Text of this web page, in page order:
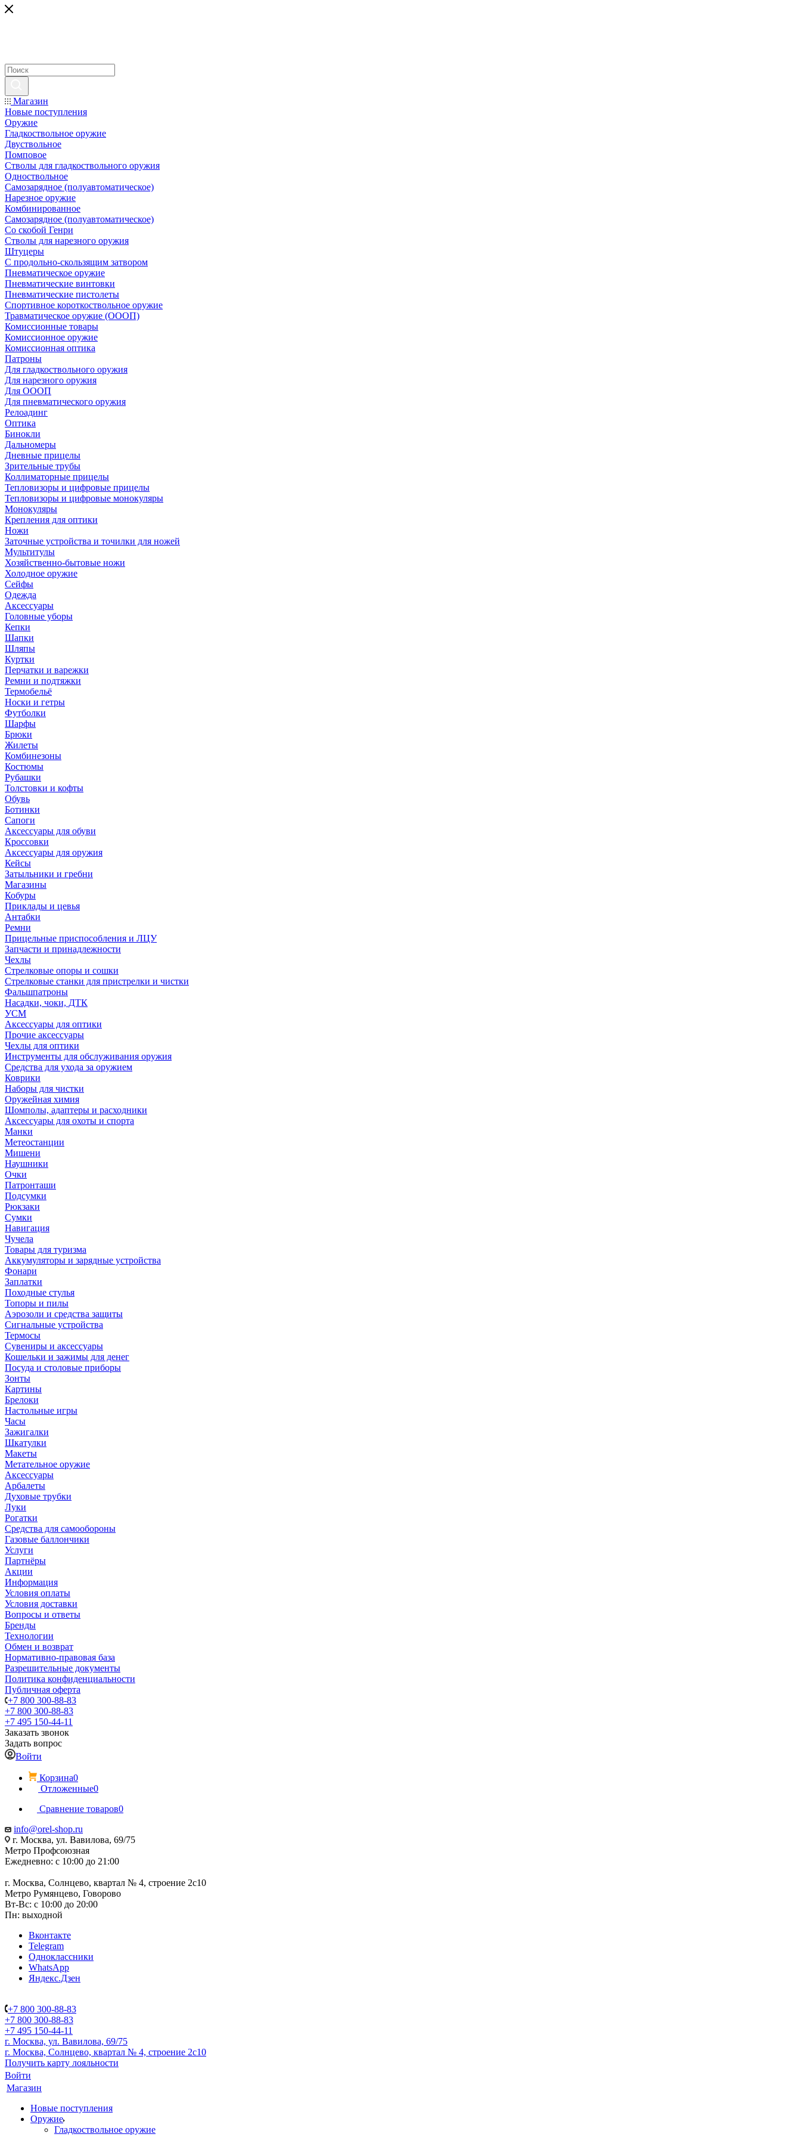
Магазин
Новые поступления
Оружие
Гладкоствольное оружие
Двуствольное
Помповое
Стволы для гладкоствольного оружия
Одноствольное
Самозарядное (полуавтоматическое)
Нарезное оружие
Комбинированное
Самозарядное (полуавтоматическое)
Со скобой Генри
Стволы для нарезного оружия
Штуцеры
С продольно-скользящим затвором
Пневматическое оружие
Пневматические винтовки
Пневматические пистолеты
Спортивное короткоствольное оружие
Травматическое оружие (ОООП)
Комиссионные товары
Комиссионное оружие
Комиссионная оптика
Патроны
Для гладкоствольного оружия
Для нарезного оружия
Для ОООП
Для пневматического оружия
Релоадинг
Оптика
Бинокли
Дальномеры
Дневные прицелы
Зрительные трубы
Коллиматорные прицелы
Тепловизоры и цифровые прицелы
Тепловизоры и цифровые монокуляры
Монокуляры
Крепления для оптики
Ножи
Заточные устройства и точилки для ножей
Мультитулы
Хозяйственно-бытовые ножи
Холодное оружие
Сейфы
Одежда
Аксессуары
Головные уборы
Кепки
Шапки
Шляпы
Куртки
Перчатки и варежки
Ремни и подтяжки
Термобельё
Носки и гетры
Футболки
Шарфы
Брюки
Жилеты
Комбинезоны
Костюмы
Рубашки
Толстовки и кофты
Обувь
Ботинки
Сапоги
Аксессуары для обуви
Кроссовки
Аксессуары для оружия
Кейсы
Затыльники и гребни
Магазины
Кобуры
Приклады и цевья
Антабки
Ремни
Прицельные приспособления и ЛЦУ
Запчасти и принадлежности
Чехлы
Стрелковые опоры и сошки
Стрелковые станки для пристрелки и чистки
Фальшпатроны
Насадки, чоки, ДТК
УСМ
Аксессуары для оптики
Прочие аксессуары
Чехлы для оптики
Инструменты для обслуживания оружия
Средства для ухода за оружием
Коврики
Наборы для чистки
Оружейная химия
Шомполы, адаптеры и расходники
Аксессуары для охоты и спорта
Манки
Метеостанции
Мишени
Наушники
Очки
Патронташи
Подсумки
Рюкзаки
Сумки
Навигация
Чучела
Товары для туризма
Аккумуляторы и зарядные устройства
Фонари
Заплатки
Походные стулья
Топоры и пилы
Аэрозоли и средства защиты
Сигнальные устройства
Термосы
Сувениры и аксессуары
Кошельки и зажимы для денег
Посуда и столовые приборы
Зонты
Картины
Брелоки
Настольные игры
Часы
Зажигалки
Шкатулки
Макеты
Метательное оружие
Аксессуары
Арбалеты
Духовые трубки
Луки
Рогатки
Средства для самообороны
Газовые баллончики
Услуги
Партнёры
Акции
Информация
Условия оплаты
Условия доставки
Вопросы и ответы
Бренды
Технологии
Обмен и возврат
Нормативно-правовая база
Разрешительные документы
Политика конфиденциальности
Публичная оферта
+7 800 300-88-83
+7 800 300-88-83
+7 495 150-44-11
Заказать звонок
Задать вопрос
Войти
Корзина0
Отложенные0
Сравнение товаров0
info@orel-shop.ru
г. Москва, ул. Вавилова, 69/75
Метро Профсоюзная
Ежедневно: с 10:00 до 21:00
г. Москва, Солнцево, квартал № 4, строение 2с10
Метро Румянцево, Говорово
Вт-Вс: с 10:00 до 20:00
Пн: выходной
Вконтакте
Telegram
Одноклассники
WhatsApp
Яндекс.Дзен
+7 800 300-88-83
+7 800 300-88-83
+7 495 150-44-11
г. Москва, ул. Вавилова, 69/75
г. Москва, Солнцево, квартал № 4, строение 2с10
Получить карту лояльности
Войти
Магазин
Новые поступления
Оружие
Гладкоствольное оружие